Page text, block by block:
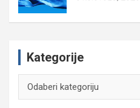
Kategorije